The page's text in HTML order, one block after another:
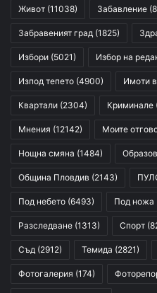
Живот (11038) Забавление
Забравеният град (1825)
Избори (5021) Избор на
Изпод тепето (4900) Имоти
Квартали (2304) Криминале
Мнения (12142) Моите
Нощна смяна (1484)
Община Пловдив (2143)
Под небето (6493) Под ножа
Разследване (1313) Спорт
Съд (2912) Темида (2821)
Фотогалерия (174)